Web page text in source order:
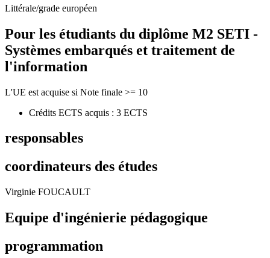
Littérale/grade européen
Pour les étudiants du diplôme M2 SETI -
Systèmes embarqués et traitement de
l'information
L'UE est acquise si Note finale >= 10
Crédits ECTS acquis : 3 ECTS
responsables
coordinateurs des études
Virginie FOUCAULT
Equipe d'ingénierie pédagogique
programmation